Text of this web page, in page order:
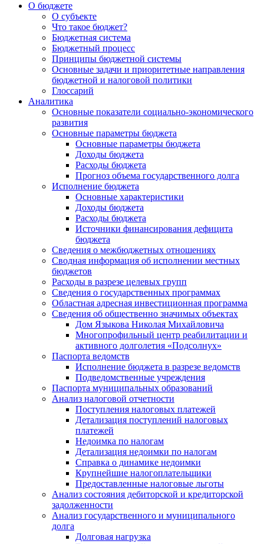
О бюджете
О субъекте
Что такое бюджет?
Бюджетная система
Бюджетный процесс
Принципы бюджетной системы
Основные задачи и приоритетные направления
бюджетной и налоговой политики
Глоссарий
Аналитика
Основные показатели социально-экономического
развития
Основные параметры бюджета
Основные параметры бюджета
Доходы бюджета
Расходы бюджета
Прогноз объема государственного долга
Исполнение бюджета
Основные характеристики
Доходы бюджета
Расходы бюджета
Источники финансирования дефицита
бюджета
Сведения о межбюджетных отношениях
Сводная информация об исполнении местных
бюджетов
Расходы в разрезе целевых групп
Сведения о государственных программах
Областная адресная инвестиционная программа
Сведения об общественно значимых объектах
Дом Языкова Николая Михайловича
Многопрофильный центр реабилитации и
активного долголетия «Подсолнух»
Паспорта ведомств
Исполнение бюджета в разрезе ведомств
Подведомственные учреждения
Паспорта муниципальных образований
Анализ налоговой отчетности
Поступления налоговых платежей
Детализация поступлений налоговых
платежей
Недоимка по налогам
Детализация недоимки по налогам
Справка о динамике недоимки
Крупнейшие налогоплательщики
Предоставленные налоговые льготы
Анализ состояния дебиторской и кредиторской
задолженности
Анализ государственного и муниципального
долга
Долговая нагрузка